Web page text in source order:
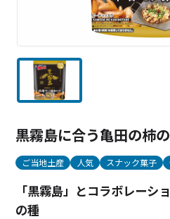
黒霧島に合う亀田の柿
ご当地土産 人気 スナック菓子
「黒霧島」とコラボレーシ
の種